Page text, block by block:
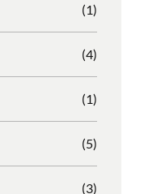
(1)
(4)
(1)
(5)
(3)